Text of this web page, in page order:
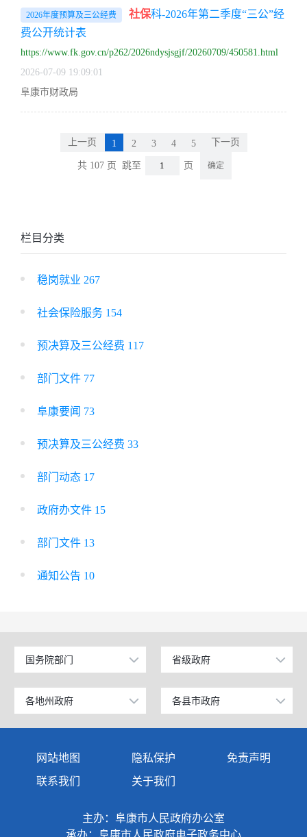
2026年度预算及三公经费 社保科-2026年第二季度“三公”经
费公开统计表
https://www.fk.gov.cn/p262/2026ndysjsgjf/20260709/450581.html
2026-07-09 19:09:01
阜康市财政局
上一页 1 2 3 4 5 下一页
共 107 页 跳至 页 确定
栏目分类
稳岗就业 267
社会保险服务 154
预决算及三公经费 117
部门文件 77
阜康要闻 73
预决算及三公经费 33
部门动态 17
政府办文件 15
部门文件 13
通知公告 10
国务院部门
公安部
工业和信息化部
科学技术部
教育部
国家发展和改革委员会
省级政府
北京
上海
广东
天津
江苏
山东
各地州政府
乌鲁木齐市
博尔塔拉蒙古自治州
各县市政府
昌吉市
吉木萨尔县
网站地图 隐私保护
免责声明
联系我们
关于我们
主办：阜康市人民政府办公室
承办：阜康市人民政府电子政务中心